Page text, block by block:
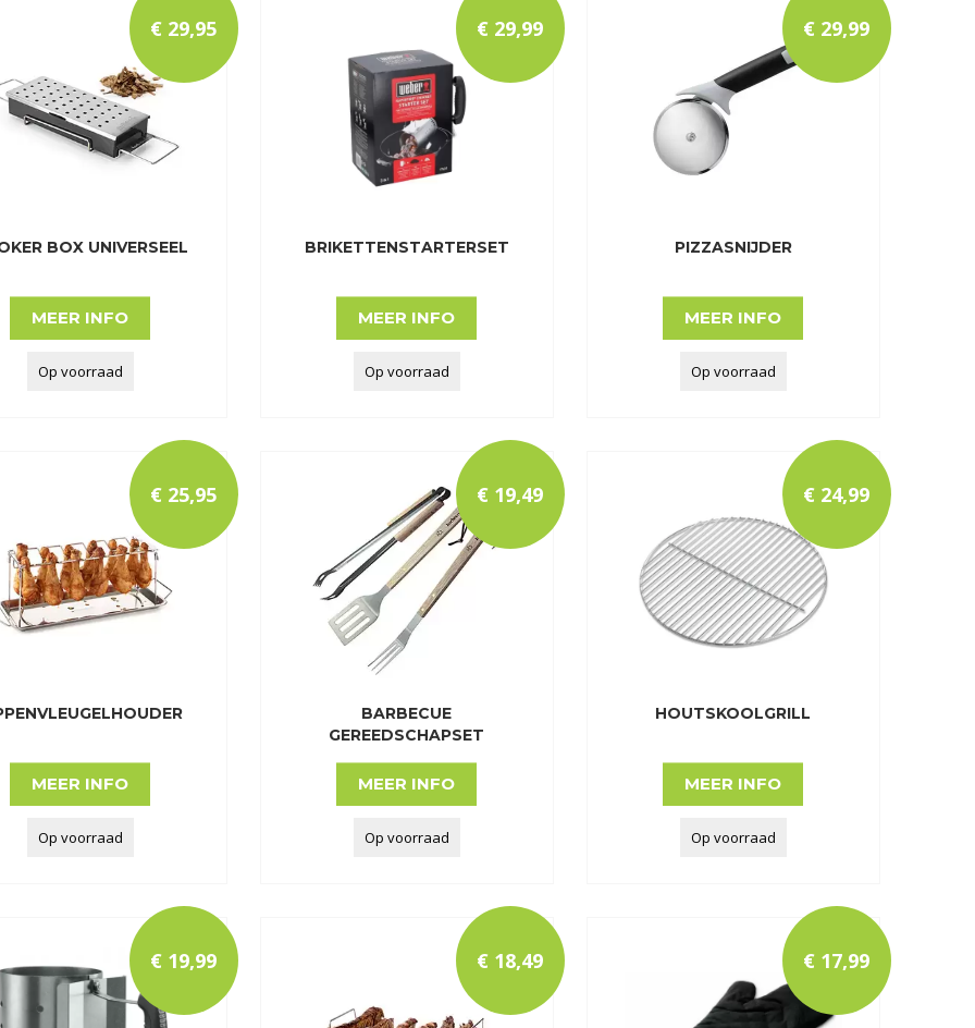
BOX UNIVERSEEL
€ 29,95
MEER INFO
Op voorraad
BRIKETTENSTARTERSET
€ 29,99
MEER INFO
Op voorraad
PIZZASNIJDER
€ 29,99
MEER INFO
Op voorraad
€ 25,95
MEER INFO
Op voorraad
BARBECUE
GEREEDSCHAPSET
€ 19,49
MEER INFO
Op voorraad
HOUTSKOOLGRILL
€ 24,99
MEER INFO
Op voorraad
€ 19,99 € 18,49 € 17,99